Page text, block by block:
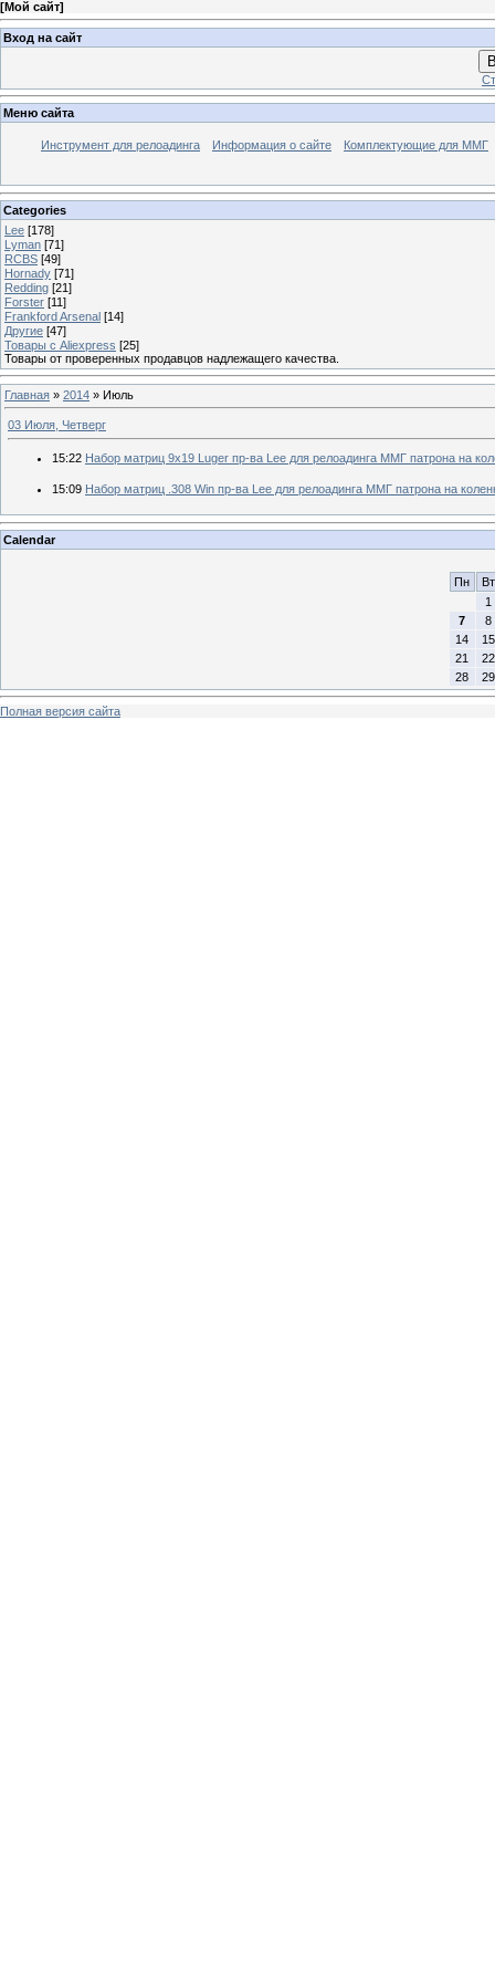
[Мой сайт]
Вход на сайт
Меню сайта
Инструмент для релоадинга Информация о сайте Комплектующие для ММГ
Categories
Lee [178]
Lyman [71]
RCBS [49]
Hornady [71]
Redding [21]
Forster [11]
Frankford Arsenal [14]
Другие [47]
Товары с Aliexpress [25]
Товары от проверенных продавцов надлежащего качества.
Главная » 2014 » Июль
03 Июля, Четверг
15:22 Набор матриц 9x19 Luger пр-ва Lee для релоадинга ММГ патрона на
15:09 Набор матриц .308 Win пр-ва Lee для релоадинга ММГ патрона на
Calendar
Пн
Вт
1
7
8
14
15
21
22
28
29
Полная версия сайта